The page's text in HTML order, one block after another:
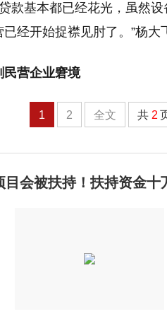
款基本都已经花光，虽然
经开始捉襟见肘了。”杨大
民营企业窘境
1 2 全文 共 2
会被扶持！扶持资金十